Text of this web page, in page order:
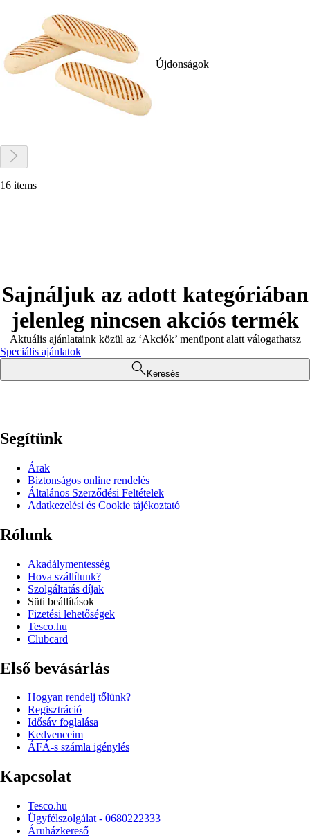
Újdonságok
16 items
Sajnáljuk az adott kategóriában
jelenleg nincsen akciós termék
Aktuális ajánlataink közül az ‘Akciók’ menüpont alatt válogathatsz
Speciális ajánlatok
Keresés
Segítünk
Árak
Biztonságos online rendelés
Általános Szerződési Feltételek
Adatkezelési és Cookie tájékoztató
Rólunk
Akadálymentesség
Hova szállítunk?
Szolgáltatás díjak
Süti beállítások
Fizetési lehetőségek
Tesco.hu
Clubcard
Első bevásárlás
Hogyan rendelj tőlünk?
Regisztráció
Idősáv foglalása
Kedvenceim
ÁFÁ-s számla igénylés
Kapcsolat
Tesco.hu
Ügyfélszolgálat - 0680222333
Áruházkereső